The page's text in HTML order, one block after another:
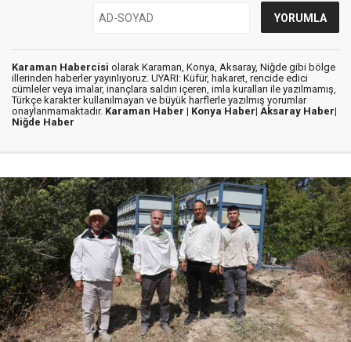
Karaman Habercisi olarak Karaman, Konya, Aksaray, Niğde gibi bölge
illerinden haberler yayınlıyoruz. UYARI: Küfür, hakaret, rencide edici
cümleler veya imalar, inançlara saldırı içeren, imla kuralları ile yazılmamış,
Türkçe karakter kullanılmayan ve büyük harflerle yazılmış yorumlar
onaylanmamaktadır. Karaman Haber | Konya Haber| Aksaray Haber|
Niğde Haber